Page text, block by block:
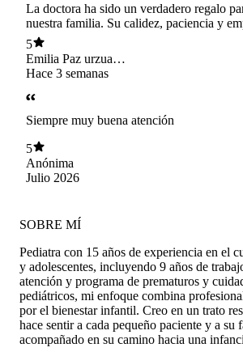
La doctora ha sido un verdadero regalo
nuestra familia. Su calidez, paciencia y
hacen toda la diferencia. Siempre respeta
tiempos de Emilia, la acoge con mucho
cuando llora y nos hace sentir escuchados y
tranquilos. Se nota el amor y la vocación
que ejerce su profesión. ¡Muchísimas
Magda Zúñiga Mamá de Emilia Paz ✨
5
Emilia Paz urzua
Zúñiga
Hace 3 semanas
Siempre muy buena atención
5
Anónima
Julio 2026
SOBRE MÍ
Pediatra con 15 años de experiencia en el
y adolescentes, incluyendo 9 años de
atención y programa de prematuros y
pediátricos, mi enfoque combina
por el bienestar infantil. Creo en un trato
hace sentir a cada pequeño paciente y a su
acompañado en su camino hacia una